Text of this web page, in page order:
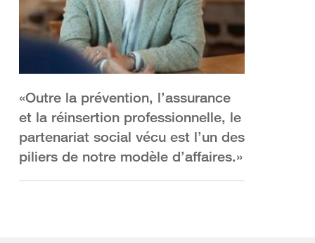
«Outre la prévention, l’assurance
et la réinsertion professionnelle, le
partenariat social vécu est l’un des
piliers de notre modèle d’affaires.»